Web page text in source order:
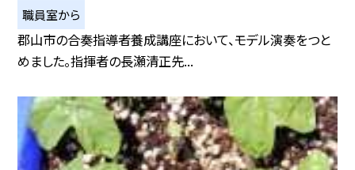
職員室から
郡山市の合奏指導者養成講座において、モデル演奏をつと
めました。指揮者の長瀬清正先...